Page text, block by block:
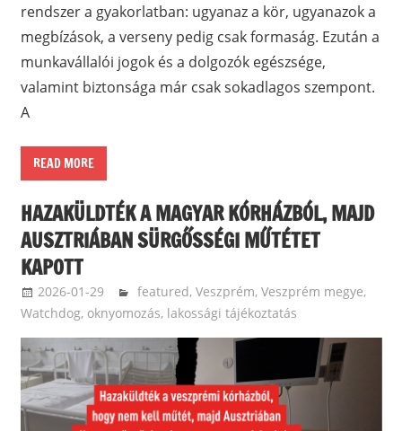
rendszer a gyakorlatban: ugyanaz a kör, ugyanazok a
megbízások, a verseny pedig csak formaság. Ezután a
munkavállalói jogok és a dolgozók egészsége,
valamint biztonsága már csak sokadlagos szempont.
A
READ MORE
HAZAKÜLDTÉK A MAGYAR KÓRHÁZBÓL, MAJD
AUSZTRIÁBAN SÜRGŐSSÉGI MŰTÉTET
KAPOTT
2026-01-29 balazssandorsandorbalazs
featured, Veszprém, Veszprém megye,
Watchdog, oknyomozás, lakossági tájékoztatás